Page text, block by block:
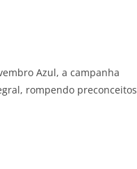
Azul, a campanha
rompendo preconceitos